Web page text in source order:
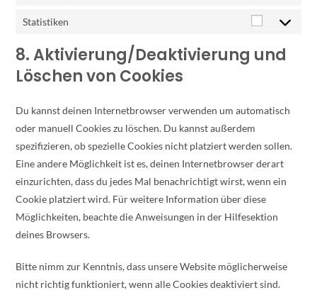
Statistiken
8. Aktivierung/Deaktivierung und
Löschen von Cookies
Du kannst deinen Internetbrowser verwenden um automatisch
oder manuell Cookies zu löschen. Du kannst außerdem
spezifizieren, ob spezielle Cookies nicht platziert werden sollen.
Eine andere Möglichkeit ist es, deinen Internetbrowser derart
einzurichten, dass du jedes Mal benachrichtigt wirst, wenn ein
Cookie platziert wird. Für weitere Information über diese
Möglichkeiten, beachte die Anweisungen in der Hilfesektion
deines Browsers.
Bitte nimm zur Kenntnis, dass unsere Website möglicherweise
nicht richtig funktioniert, wenn alle Cookies deaktiviert sind.